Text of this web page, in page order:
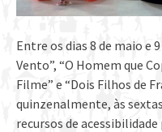
Entre os dias 8 de maio e
Vento”, “O Homem que
Filme” e “Dois Filhos de
quinzenalmente, às
recursos de